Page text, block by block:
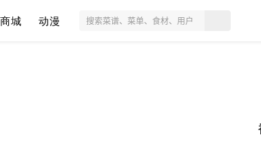
商城 动漫